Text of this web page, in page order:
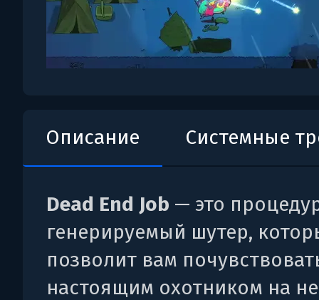
Описание Системные
Dead End Job — это
генерируемый шутер,
позволит вам
настоящим охотником на